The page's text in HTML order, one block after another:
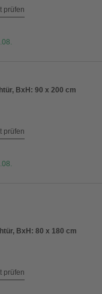
prüfen
BxH: 90 x 200 cm
prüfen
BxH: 80 x 180 cm
prüfen